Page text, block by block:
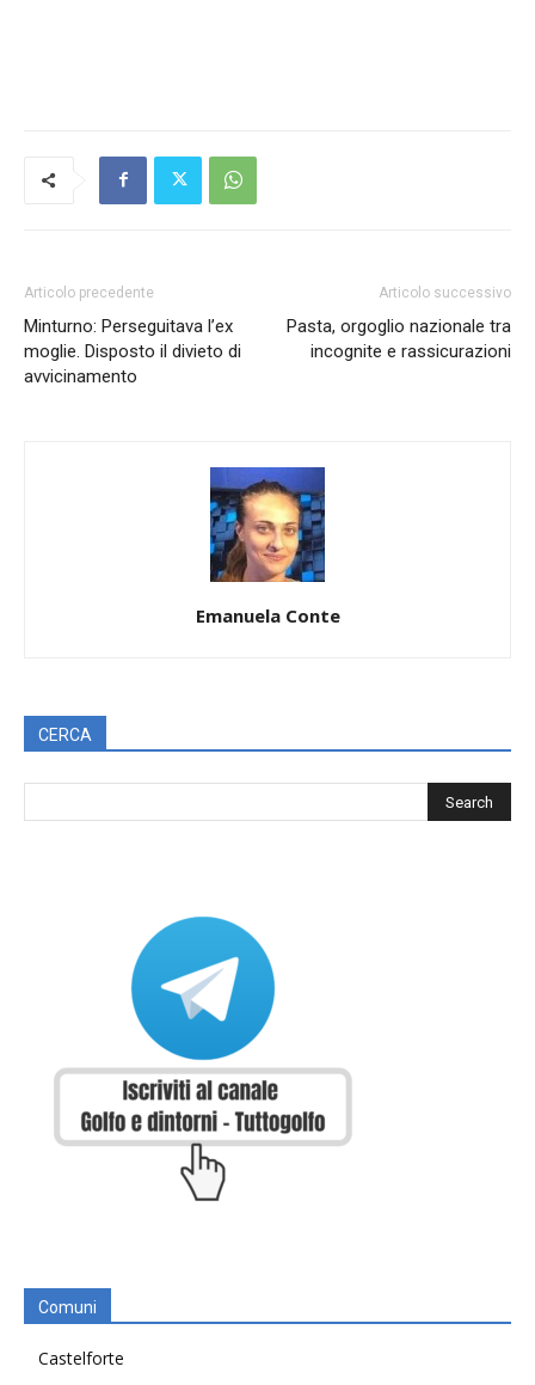
Articolo precedente
Minturno: Perseguitava l’ex
moglie. Disposto il divieto di
avvicinamento
Articolo successivo
Pasta, orgoglio nazionale tra
incognite e rassicurazioni
Emanuela Conte
CERCA
Comuni
Castelforte